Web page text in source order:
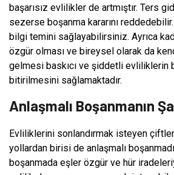
başarısız evlilikler de artmıştır. Ters
sezerse boşanma kararını
bilgi temini sağlayabilirsiniz. Ayrıca
özgür olması ve bireysel olarak da
gelmesi baskıcı ve şiddetli evliliklerin
bitirilmesini sağlamaktadır.
Anlaşmalı Boşanmanın
Evliliklerini sonlandırmak isteyen
yollardan birisi de anlaşmalı
boşanmada eşler özgür ve hür